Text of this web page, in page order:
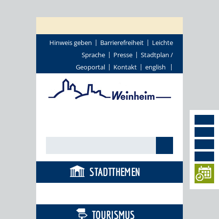
Hinweis geben Barrierefreiheit
Leichte
Sprache
Presse
Stadtplan /
Geoportal
Kontakt english
STADTTHEMEN
TOURISMUS